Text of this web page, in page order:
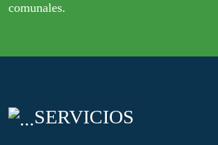
comunales.
SERVICIOS